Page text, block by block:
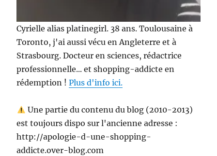
Cyrielle alias platinegirl. 38 ans. Toulousaine à
Toronto, j'ai aussi vécu en Angleterre et à
Strasbourg. Docteur en sciences, rédactrice
professionnelle... et shopping-addicte en
rédemption !Plus d'info ici.
Une partie du contenu du blog (2010-2013)
est toujours dispo sur l'ancienne adresse :
http://apologie-d-une-shopping-
addicte.over-blog.com